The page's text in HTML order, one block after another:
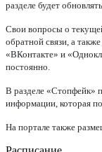
разделе будет
Свои вопросы о
обратной связи, а
«ВКонтакте» и
постоянно.
В разделе «Стопфейк»
информации, которая
На портале также